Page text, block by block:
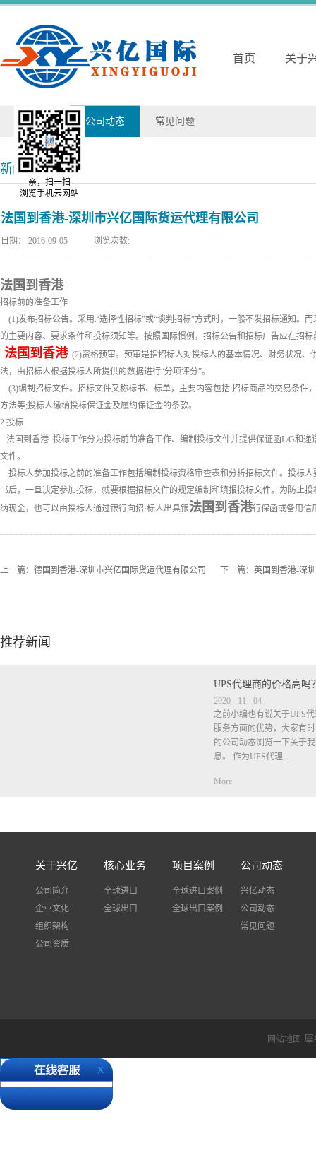
首页 关于
兴亿动态 公司动态 常见问题
新闻详情
法国到香港-深圳市兴亿国际货运代理有限公司
日期： 2016-09-05 浏览次数:
法国到香港
招标前的准备工作
(1)发布招标公告。采用.‘选择性招标”或“谈判招标”方式时，一般不发招标通知。
的主要内容、要求条件和投标须知等。按照国际惯例，招标公告和招标广告应在招标
法国到香港(2)资格预审。预审是指招标人对投标人的基本情况、财务状况、
法，由招标人根据投标人所提供的数据进行“分项评分”。
(3)编制招标文件。招标文件又称标书、标单，主要内容包括:招标商品的交易条件
方法等;投标人缴纳投标保证金及履约保证金的条款。
2.投标
法国到香港 投标工作分为投标前的准备工作、编制投标文件并提供保证函L/G和递
文件。
投标人参加投标之前的准备工作包括编制投标资格审查表和分析招标文件。投标
书后，一旦决定参加投标，就要根据招标文件的规定编制和填报投标文件。为防止
纳现金，也可以由投标人通过银行向招·标人出具银法国到香港行保函或备用信
上一篇： 德国到香港-深圳市兴亿国际货运代理有限公司 下一篇： 英国到香港-深
推荐新闻
UPS代理商的价格高吗
2020 - 11 - 04
之前小编也有说关于UPS
服务方面的优势，大家有
的公司动态浏览一下关于
息。 作为UPS代理...
个税金是客户需自觉承担
进口税费，我司只是垫付.
自己去查件出现问题很多
事，而我司不需要客户自
More
关于兴亿
公司简介
企业文化
组织架构
公司资质
核心业务
全球进口
全球出口
项目案例
全球进口案例
全球出口案例
公司动态
兴亿动态
公司动态
常见问题
网站地图
X
亲，扫一扫
浏览手机云网站